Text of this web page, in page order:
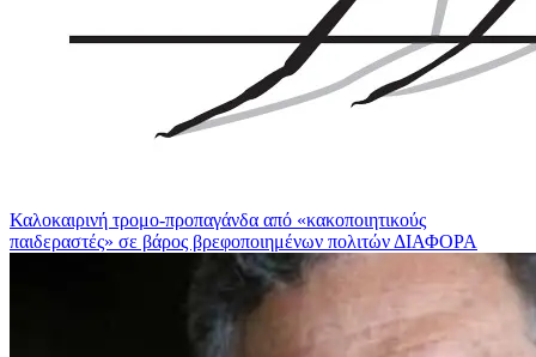
Καλοκαιρινή τρομο-προπαγάνδα από «κακοποιητικούς
παιδεραστές» σε βάρος βρεφοποιημένων πολιτώνΔΙΑΦΟΡΑ